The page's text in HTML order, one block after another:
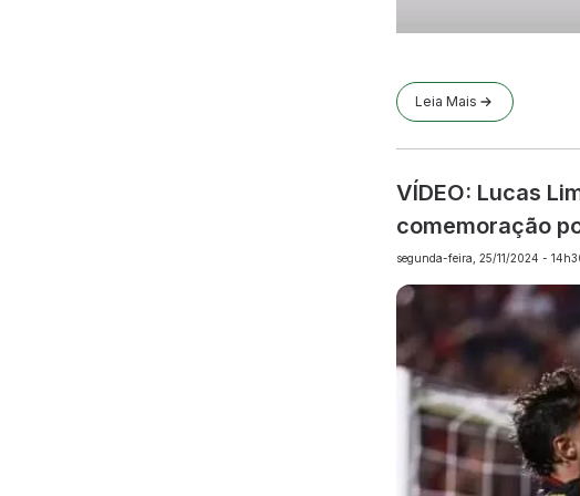
Leia Mais
VÍDEO: Lucas
comemoração
segunda-feira, 25/11/2024 -